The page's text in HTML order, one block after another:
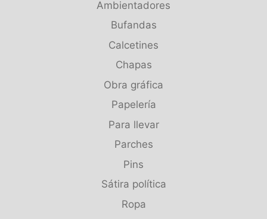
Ambientadores
Bufandas
Calcetines
Chapas
Obra gráfica
Papelería
Para llevar
Parches
Pins
Sátira política
Ropa